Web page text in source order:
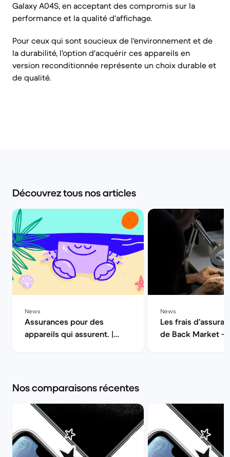
Galaxy A04S, en acceptant des compromis sur la
performance et la qualité d'affichage.
Pour ceux qui sont soucieux de l'environnement et de
la durabilité, l'option d'acquérir ces appareils en
version reconditionnée représente un choix durable et
de qualité.
Découvrez tous nos articles
News
Assurances pour des
appareils qui assurent. |
News
Les frais
de Back Market
Nos comparaisons récentes